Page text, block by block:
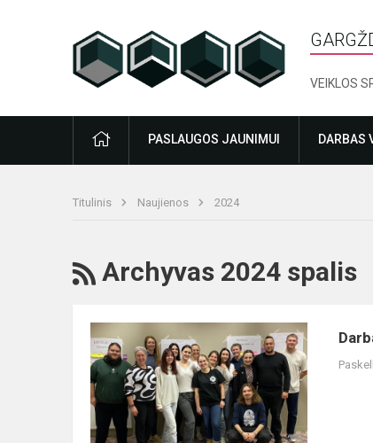
VEIKLOS
PRADŽIAPASLAUGOS JAUNIMUI DARBAS
Titulinis Naujienos 2024
RSS
Archyvas 2024 spalis
Darbas
su
jaunimu
mokykloje